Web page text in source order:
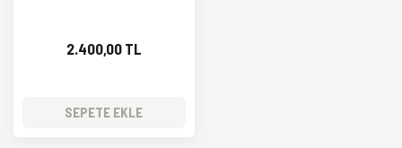
2.400,00 TL
SEPETE EKLE